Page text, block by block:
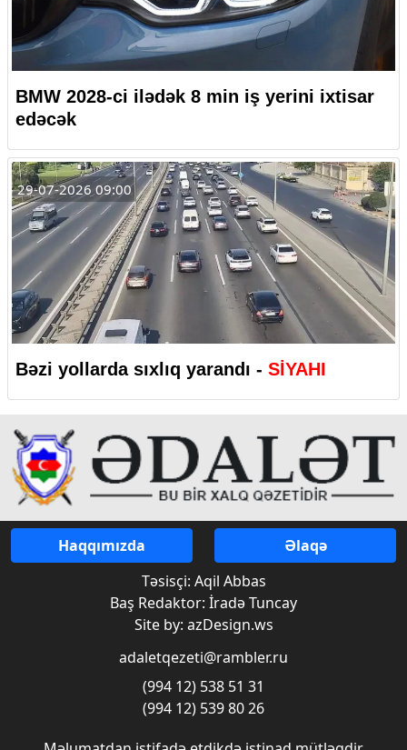
BMW 2028-ci ilədək 8 min iş yerini ixtisar
edəcək
29-07-2026 09:00
Bəzi yollarda sıxlıq yarandı - SİYAHI
Haqqımızda
Əlaqə
Təsisçi: Aqil Abbas
Baş Redaktor: İradə Tuncay
Site by: azDesign.ws
adaletqezeti@rambler.ru
(994 12) 538 51 31
(994 12) 539 80 26